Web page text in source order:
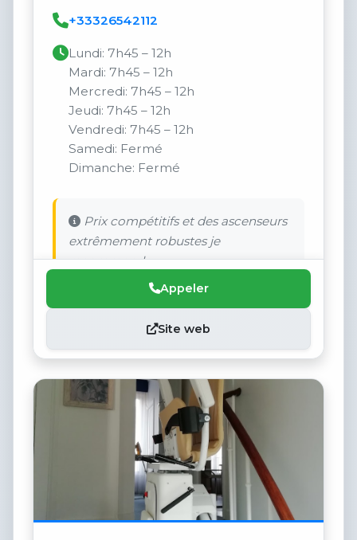
+33326542112
Lundi: 7h45 – 12h
Mardi: 7h45 – 12h
Mercredi: 7h45 – 12h
Jeudi: 7h45 – 12h
Vendredi: 7h45 – 12h
Samedi: Fermé
Dimanche: Fermé
Prix compétitifs et des ascenseurs
extrêmement robustes je
recommande.
Appeler
Site web